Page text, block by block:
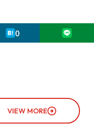
0
VIEW MORE